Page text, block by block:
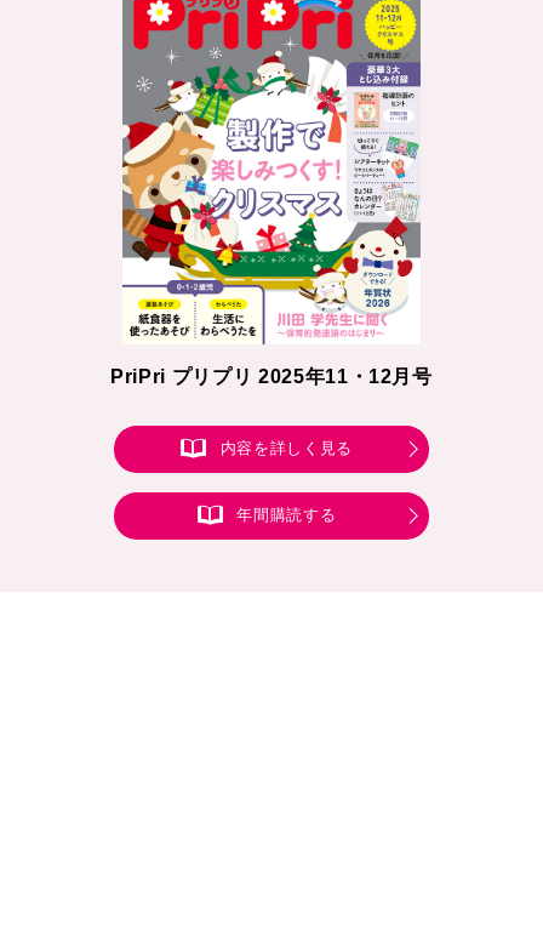
PriPri プリプリ 2025年11・12月号
内容を詳しく見る
年間購読する